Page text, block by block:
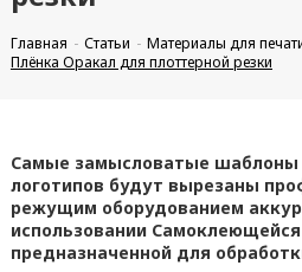
Главная Статьи
Материалы для
Плёнка Оракал для плоттерной резки
Самые замысловатые шаблоны
логотипов будут вырезаны
режущим оборудованием
использовании
предназначенной для